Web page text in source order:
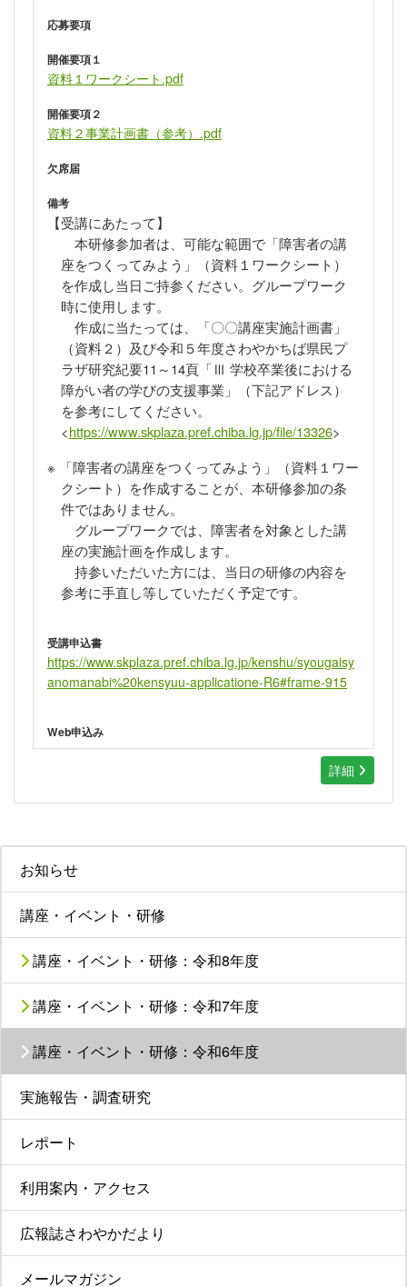
お知らせ
講座・イベント・研修
講座・イベント・研修：令和8年度
講座・イベント・研修：令和7年度
講座・イベント・研修：令和6年度
実施報告・調査研究
レポート
利用案内・アクセス
広報誌さわやかだより
メールマガジン
応募要項
開催要項１
資料１ワークシート.pdf
開催要項２
資料２事業計画書（参考）.pdf
欠席届
備考
【受講にあたって】
本研修参加者は、可能な範囲で「障害者の講
座をつくってみよう」（資料１ワークシート）
を作成し当日ご持参ください。グループワーク
時に使用します。
作成に当たっては、「〇〇講座実施計画書」
（資料２）及び令和５年度さわやかちば県民プ
ラザ研究紀要11 ～14頁「Ⅲ 学校卒業後における
障がい者の学びの支援事業」（下記アドレス）
を参考にしてください。
<https://www.skplaza.pref.chiba.lg.jp/file/13326>
※
「障害者の講座をつくってみよう」（資料１ワー
クシート） を作成することが、本研修参加の条
件ではありません。
グループワークでは、障害者を対象とした講
座の実施計画を作成します。
持参いただいた方には、当日の研修の内容を
参考に手直し等していただく予定です。
受講申込書
https://www.skplaza.pref.chiba.lg.jp/kenshu/syougaisy
anomanabi%20kensyuu-applicatione-R6#frame-915
Web申込み
詳細